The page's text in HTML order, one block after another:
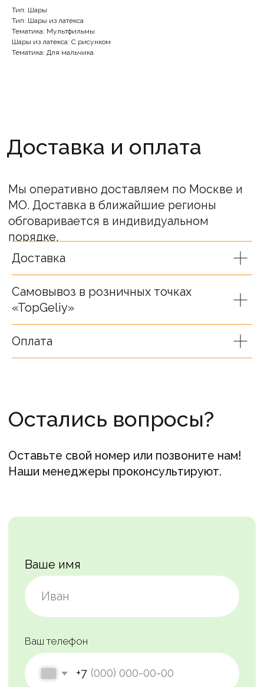
Тип: Шары
Тип: Шары из латекса
Тематика: Мультфильмы
Шары из латекса: С рисунком
Тематика: Для мальчика
публичной офертой. Информация о ценах
носит справочный характер.
Окончательная стоимость определяется
после подтверждения менеджерами
компании.
Доставка
Самовывоз в розничных точках
«TopGeliy»
Оплата
Оставьте свой номер или позвоните нам!
Наши менеджеры проконсультируют.
Ваше имя
Ваш телефон
персональных данных